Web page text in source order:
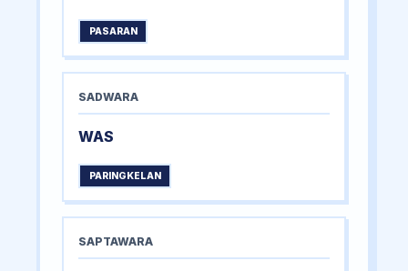
PASARAN
SADWARA
WAS
PARINGKELAN
SAPTAWARA